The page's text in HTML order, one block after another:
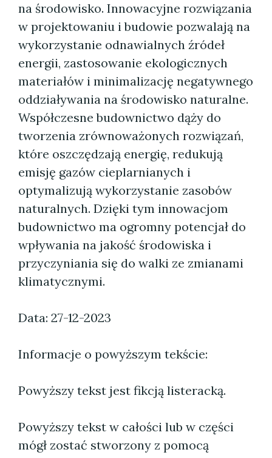
na środowisko. Innowacyjne rozwiązania
w projektowaniu i budowie pozwalają na
wykorzystanie odnawialnych źródeł
energii, zastosowanie ekologicznych
materiałów i minimalizację negatywnego
oddziaływania na środowisko naturalne.
Współczesne budownictwo dąży do
tworzenia zrównoważonych rozwiązań,
które oszczędzają energię, redukują
emisję gazów cieplarnianych i
optymalizują wykorzystanie zasobów
naturalnych. Dzięki tym innowacjom
budownictwo ma ogromny potencjał do
wpływania na jakość środowiska i
przyczyniania się do walki ze zmianami
klimatycznymi.
Data: 27-12-2023
Informacje o powyższym tekście:
Powyższy tekst jest fikcją listeracką.
Powyższy tekst w całości lub w części
mógł zostać stworzony z pomocą